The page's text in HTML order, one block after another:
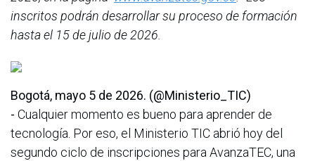
inscritos podrán desarrollar su proceso de formación
hasta el 15 de julio de 2026.
Bogotá, mayo 5 de 2026. (@Ministerio_TIC)
- Cualquier momento es bueno para aprender de
tecnología. Por eso, el Ministerio TIC abrió hoy del
segundo ciclo de inscripciones para AvanzaTEC, una